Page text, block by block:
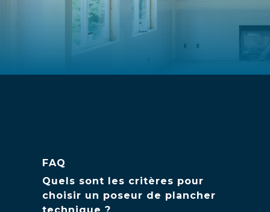
FAQ
Quels sont les critères pour
choisir un poseur de plancher